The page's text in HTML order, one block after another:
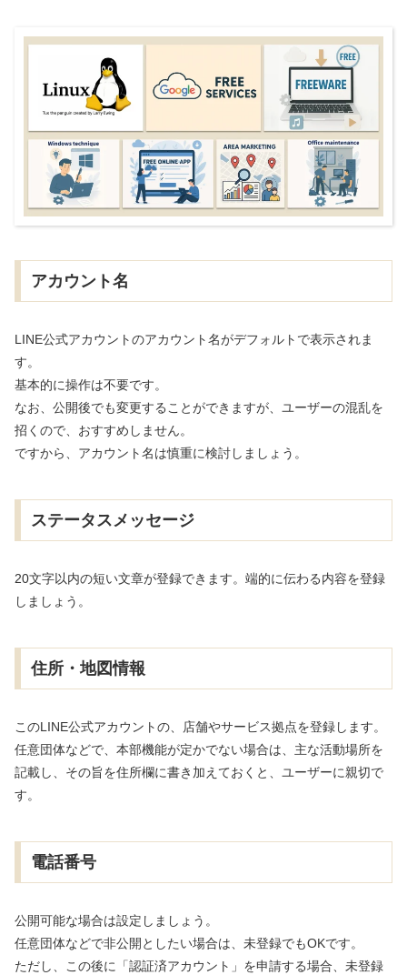
アカウント名
LINE公式アカウントのアカウント名がデフォルトで表示されま
す。
基本的に操作は不要です。
なお、公開後でも変更することができますが、ユーザーの混乱を
招くので、おすすめしません。
ですから、アカウント名は慎重に検討しましょう。
ステータスメッセージ
20文字以内の短い文章が登録できます。端的に伝わる内容を登録
しましょう。
住所・地図情報
このLINE公式アカウントの、店舗やサービス拠点を登録します。
任意団体などで、本部機能が定かでない場合は、主な活動場所を
記載し、その旨を住所欄に書き加えておくと、ユーザーに親切で
す。
電話番号
公開可能な場合は設定しましょう。
任意団体などで非公開としたい場合は、未登録でもOKです。
ただし、この後に「認証済アカウント」を申請する場合、未登録